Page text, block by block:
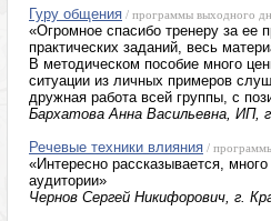
Гуру общения / программы выходного
«Огромное спасибо тренеру за ее
практических заданий, весь
В методическом пособие много
ситуации из личных примеров
дружная работа всей группы, с
Бархатова Анна Васильевна, ИП,
Речевые техники влияния /
«Интересно рассказывается,
аудитории»
Чернов Сергей Никифорович, г.